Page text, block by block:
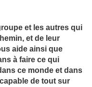
et les autres qui
et de leur
aide ainsi que
à faire ce qui
ce monde et dans
de tout sur